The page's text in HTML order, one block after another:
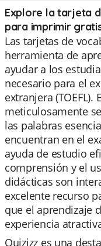
Explore la tarjeta
para imprimir
Las tarjetas de
herramienta de
ayudar a los
necesario para el
extranjera
meticulosamente
las palabras
encuentran en el
ayuda de estudio
comprensión y el
didácticas son
excelente recurso
que el aprendizaje
experiencia
Quizizz es una